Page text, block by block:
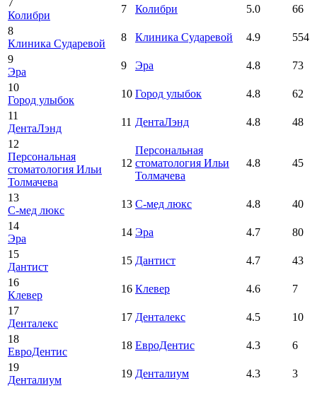
7
Колибри
7 Колибри 5.0
66
8
Клиника Сударевой
8 Клиника Сударевой 4.9
554
9
Эра
9 Эра 4.8
73
10
Город улыбок
10 Город улыбок 4.8
62
11
ДентаЛэнд
11 ДентаЛэнд 4.8
48
12
Персональная
стоматология Ильи
Толмачева
12
Персональная
стоматология Ильи
Толмачева
4.8 45
13
С-мед люкс
13 С-мед люкс 4.8
40
14
Эра
14 Эра 4.7
80
15
Дантист
15 Дантист 4.7
43
16
Клевер
16 Клевер 4.6
7
17
Денталекс
17 Денталекс 4.5
10
18
ЕвроДентис
18 ЕвроДентис 4.3
6
19
Денталиум
19 Денталиум 4.3 3